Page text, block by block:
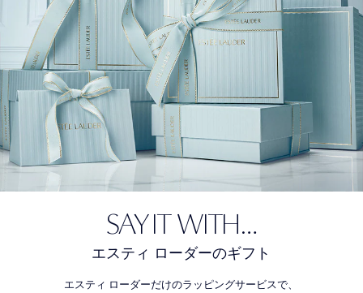
SAY IT WITH…
エスティ ローダーのギフト
エスティ ローダーだけのラッピングサービスで、